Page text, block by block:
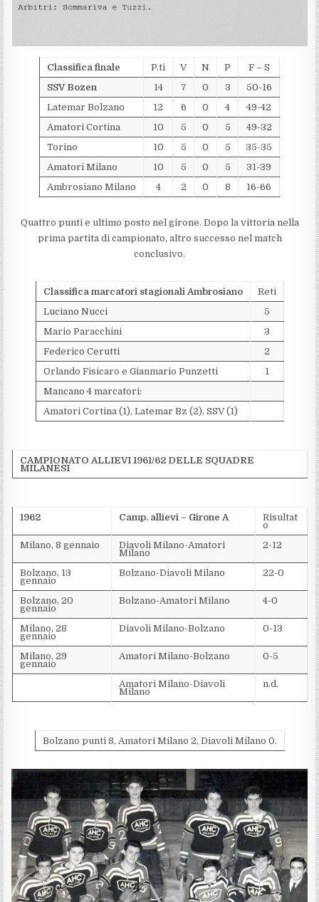
Classifica finale P.ti V N P
F – S
SSV Bozen
14 7 0 3
50-16
Latemar Bolzano
12 6 0 4
49-42
Amatori Cortina
10 5 0 5
49-32
Torino
10 5 0 5
35-35
Amatori Milano
10 5 0 5
31-39
Ambrosiano Milano
4 2 0 8 16-66
Quattro punti e ultimo posto nel girone. Dopo la vittoria nella
prima partita di campionato, altro successo nel match
conclusivo.
Classifica marcatori stagionali Ambrosiano
Reti
Luciano Nucci
5
Mario Paracchini
3
Federico Cerutti
2
Orlando Fisicaro e Gianmario Punzetti
1
Mancano 4 marcatori:
Amatori Cortina (1), Latemar Bz (2), SSV (1)
CAMPIONATO ALLIEVI 1961/62 DELLE SQUADRE
MILANESI
1962 Camp. allievi – Girone A Risultat
o
Milano, 8 gennaio
Diavoli Milano-Amatori
Milano
2-12
Bolzano, 13
gennaio
Bolzano-Diavoli Milano 22-0
Bolzano, 20
gennaio
Bolzano-Amatori Milano 4-0
Milano, 28
gennaio
Diavoli Milano-Bolzano 0-13
Milano, 29
gennaio
Amatori Milano-Bolzano 0-5
Amatori Milano-Diavoli
Milano
n.d.
Bolzano punti 8, Amatori Milano 2, Diavoli Milano 0.